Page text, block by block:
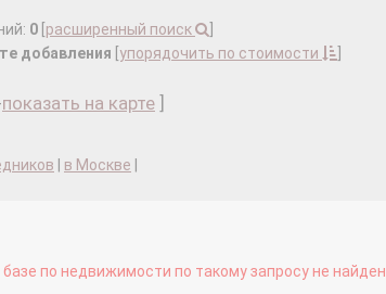
0 расширенный поиск
добавления упорядочить по стоимости
показать на карте
в Москве
по недвижимости по такому запросу не